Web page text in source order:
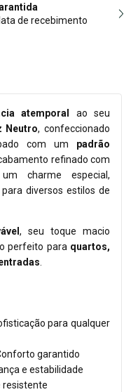
de recebimento
atemporal
ao seu
Neutro, confeccionado
com um padrão
refinado com
charme especial,
diversos estilos de
, seu toque macio
perfeito para quartos,
para qualquer
garantido
e estabilidade
resistente